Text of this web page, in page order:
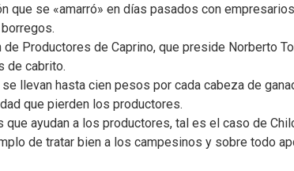
que se «amarró» en días pasados con
Productores de Caprino, que preside Norberto
de cabrito.
llevan hasta cien pesos por cada cabeza de
que pierden los productores.
ayudan a los productores, tal es el caso de
de tratar bien a los campesinos y sobre todo